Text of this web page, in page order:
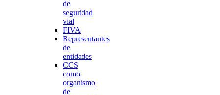
de
seguridad
vial
FIVA
Representantes
de
entidades
CCS
como
organismo
de